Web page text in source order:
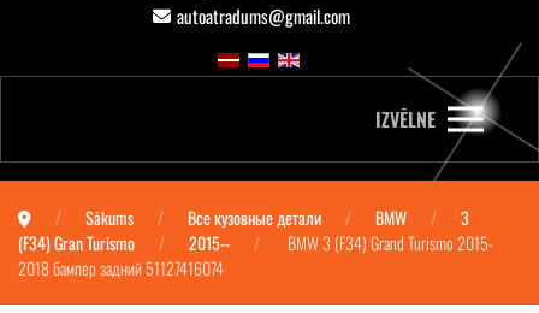
autoatradums@gmail.com
IZVĒLNE
Sākums Все кузовные детали BMW
3
(F34) Gran Turismo
2015--
BMW 3 (F34) Grand Turismo 2015-
2018 бампер задний 51127416074